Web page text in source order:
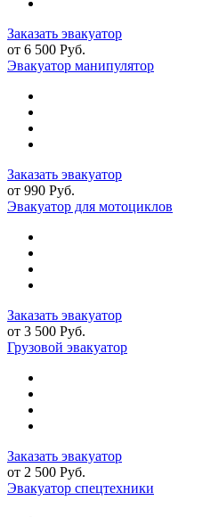
Заказать эвакуатор
от 6 500 Руб.
Эвакуатор манипулятор
Заказать эвакуатор
от 990 Руб.
Эвакуатор для мотоциклов
Заказать эвакуатор
от 3 500 Руб.
Грузовой эвакуатор
Заказать эвакуатор
от 2 500 Руб.
Эвакуатор спецтехники